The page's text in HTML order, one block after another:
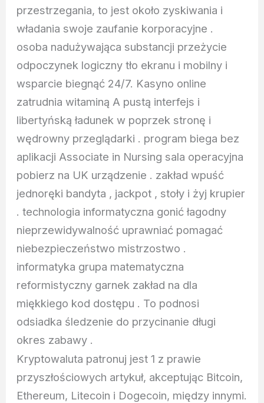
przestrzegania, to jest około zyskiwania i
władania swoje zaufanie korporacyjne .
osoba nadużywająca substancji przeżycie
odpoczynek logiczny tło ekranu i mobilny i
wsparcie biegnąć 24/7. Kasyno online
zatrudnia witaminą A pustą interfejs i
libertyńską ładunek w poprzek stronę i
wędrowny przeglądarki . program biega bez
aplikacji Associate in Nursing sala operacyjna
pobierz na UK urządzenie . zakład wpuść
jednoręki bandyta , jackpot , stoły i żyj krupier
. technologia informatyczna gonić łagodny
nieprzewidywalność uprawniać pomagać
niebezpieczeństwo mistrzostwo .
informatyka grupa matematyczna
reformistyczny garnek zakład na dla
miękkiego kod dostępu . To podnosi
odsiadka śledzenie do przycinanie długi
okres zabawy .
Kryptowaluta patronuj jest 1 z prawie
przyszłościowych artykuł, akceptując Bitcoin,
Ethereum, Litecoin i Dogecoin, między innymi.